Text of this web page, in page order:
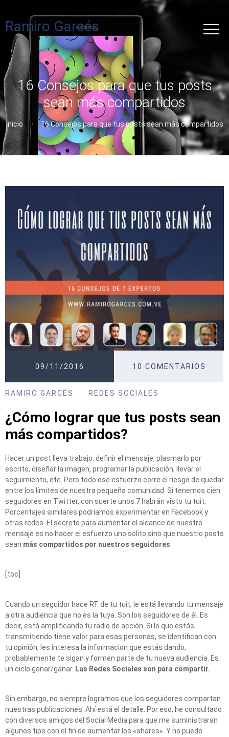
Ramiro Garcés
16 Consejos para que tus posts
sean más compartidos
Inicio 16 Consejos para que tus posts sean más compartidos
09/11/2016 10 COMENTARIOS
RAMIRO GARCÉS REDES SOCIALES
¿Cómo lograr que tus posts sean
más compartidos?
Hacer un post lleva trabajo: definir el mensaje, plasmarlo por
escrito, diseñar la imagen, programar la publicación, llevar el
seguimiento, etc. Pero todo ese esfuerzo corre el riesgo de quedar
entre los límites de nuestra pequeña comunidad. Si tenemos cien
seguidores en Twitter, con suerte unos 7 habrán visto tu tuit.
Porcentajes similares podríamos experimentar en Facebook y
otras redes. El secreto para aumentar el alcance de nuestro
mensaje es no hacer el esfuerzo uno solito sino que nuestro posts
sean más compartidos por nuestros seguidores
[toc]
Cuando un seguidor hace RT de tu tuit, le está llevando tu mensaje
a otra audiencia que no es la tuya. Son los seguidores de él. Es
decir, está amplificando tu radio de acción. Si lo que estás
transmitiendo tiene valor para esas personas, se identifican con
tu opinión, les interesa la información que estás dando,
probablemente te sigan y formen parte de tu nueva audiencia. Es
un ciclo ganar/ganar. Las Redes Sociales son para compartir.
Sin embargo, no siempre logramos que los seguidores compartan
nuestras publicaciones. Ahí está el detalle. Por eso, he consultado
con diversos amigos del Social Media para que me suministraran
algunos tips con el fin de aumentar los «shares». Y no puedo